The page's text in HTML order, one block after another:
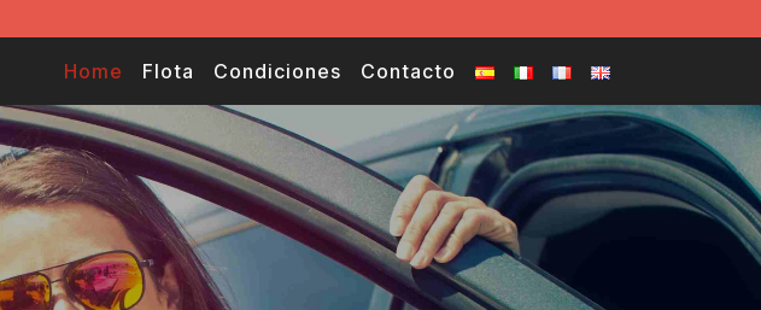
Home Flota Condiciones Contacto